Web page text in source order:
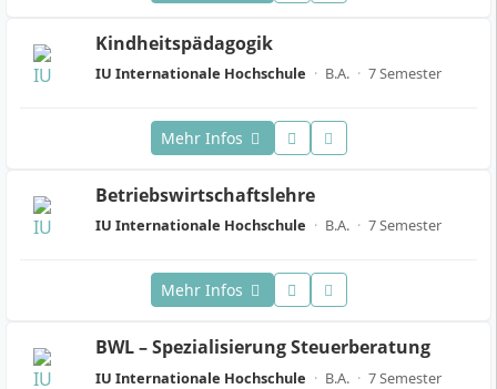
Kindheitspädagogik
IU Internationale Hochschule · B.A. · 7 Semester
Mehr Infos
Betriebswirtschaftslehre
IU Internationale Hochschule · B.A. · 7 Semester
Mehr Infos
BWL – Spezialisierung Steuerberatung
IU Internationale Hochschule · B.A. · 7 Semester